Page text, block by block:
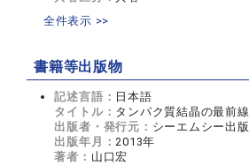
全件表示 >>
書籍等出版物
記述言語： 日本語
タイトル： タンパク質結晶の最前線
出版者・発行元： シーエムシー出版
出版年月：2013年
著者： 山口宏